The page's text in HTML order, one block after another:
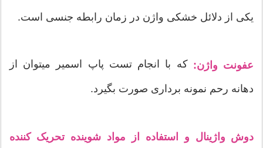
یکی از دلائل خشکی واژن در زمان رابطه جنسی است.
عفونت واژن: که با انجام تست پاپ اسمیر میتوان از
دهانه رحم نمونه برداری صورت بگیرد.
دوش واژینال و استفاده از مواد شوینده تحریک کننده